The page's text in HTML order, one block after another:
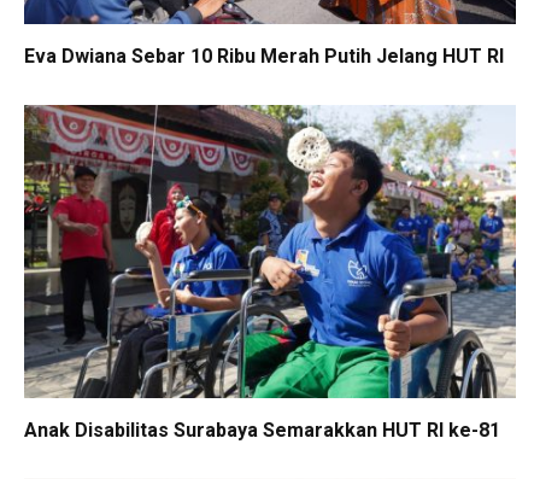
Eva Dwiana Sebar 10 Ribu Merah Putih Jelang HUT RI
Anak Disabilitas Surabaya Semarakkan HUT RI ke-81